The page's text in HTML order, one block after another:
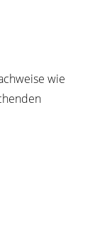
wie